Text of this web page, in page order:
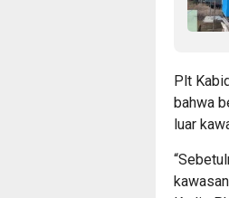
Plt
bahwa
luar